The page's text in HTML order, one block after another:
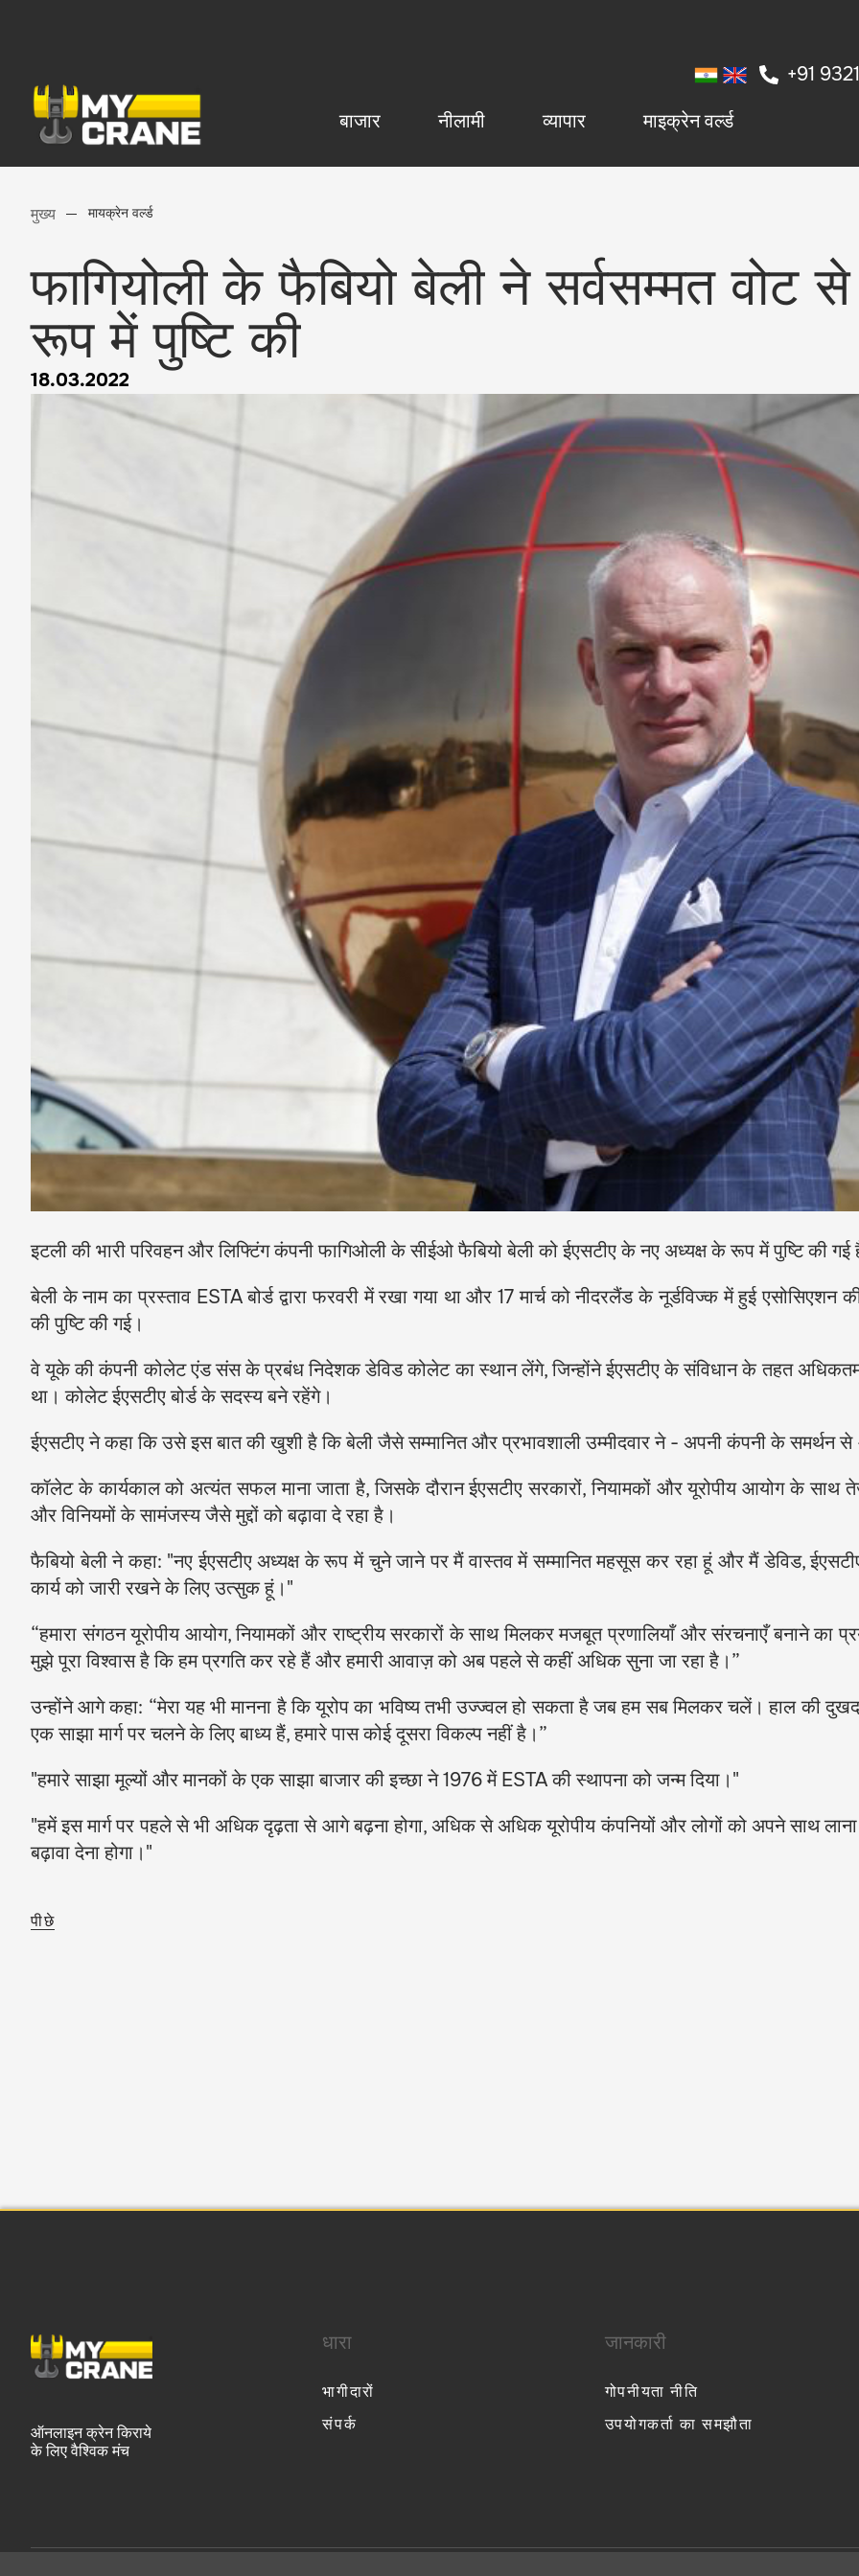
+91
बाजार
नीलामी व्यापार माइक्रेन वर्ल्ड
मुख्य मायक्रेन वर्ल्ड
फागियोली के फैबियो बेली ने सर्वसम्मत वोट
रूप में पुष्टि की
18.03.2022
इटली की भारी परिवहन और लिफ्टिंग कंपनी फागिओली के सीईओ फैबियो बेली को ईएसटीए के नए अध्यक्ष के रूप में पुष्टि की गई
बेली के नाम का प्रस्ताव ESTA बोर्ड द्वारा फरवरी में रखा गया था और 17 मार्च को नीदरलैंड के नूर्डविज्क में हुई
की पुष्टि की गई।
वे यूके की कंपनी कोलेट एंड संस के प्रबंध निदेशक डेविड कोलेट का स्थान लेंगे, जिन्होंने ईएसटीए के संविधान के तहत अधिकतम
था। कोलेट ईएसटीए बोर्ड के सदस्य बने रहेंगे।
ईएसटीए ने कहा कि उसे इस बात की खुशी है कि बेली जैसे सम्मानित और प्रभावशाली उम्मीदवार ने - अपनी कंपनी के समर्थन
कॉलेट के कार्यकाल को अत्यंत सफल माना जाता है, जिसके दौरान ईएसटीए सरकारों, नियामकों और यूरोपीय आयोग के साथ
और विनियमों के सामंजस्य जैसे मुद्दों को बढ़ावा दे रहा है।
फैबियो बेली ने कहा: "नए ईएसटीए अध्यक्ष के रूप में चुने जाने पर मैं वास्तव में सम्मानित महसूस कर रहा हूं और मैं डेविड,
कार्य को जारी रखने के लिए उत्सुक हूं।"
“हमारा संगठन यूरोपीय आयोग, नियामकों और राष्ट्रीय सरकारों के साथ मिलकर मजबूत प्रणालियाँ और संरचनाएँ बनाने का
मुझे पूरा विश्वास है कि हम प्रगति कर रहे हैं और हमारी आवाज़ को अब पहले से कहीं अधिक सुना जा रहा है।”
उन्होंने आगे कहा: “मेरा यह भी मानना ​​है कि यूरोप का भविष्य तभी उज्ज्वल हो सकता है जब हम सब मिलकर चलें। हाल की
एक साझा मार्ग पर चलने के लिए बाध्य हैं, हमारे पास कोई दूसरा विकल्प नहीं है।”
"हमारे साझा मूल्यों और मानकों के एक साझा बाजार की इच्छा ने 1976 में ESTA की स्थापना को जन्म दिया।"
"हमें इस मार्ग पर पहले से भी अधिक दृढ़ता से आगे बढ़ना होगा, अधिक से अधिक यूरोपीय कंपनियों और लोगों को अपने साथ लाना
बढ़ावा देना होगा।"
पीछे
ऑनलाइन क्रेन किराये
के लिए वैश्विक मंच
धारा
भागीदारों
संपर्क
जानकारी
गोपनीयता नीति
उपयोगकर्ता का समझौता